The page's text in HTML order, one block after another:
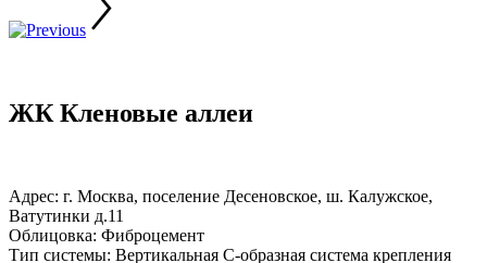
ЖК Кленовые аллеи
Адрес: г. Москва, поселение Десеновское, ш. Калужское,
Ватутинки д.11
Облицовка: Фиброцемент
Тип системы: Вертикальная С-образная система крепления